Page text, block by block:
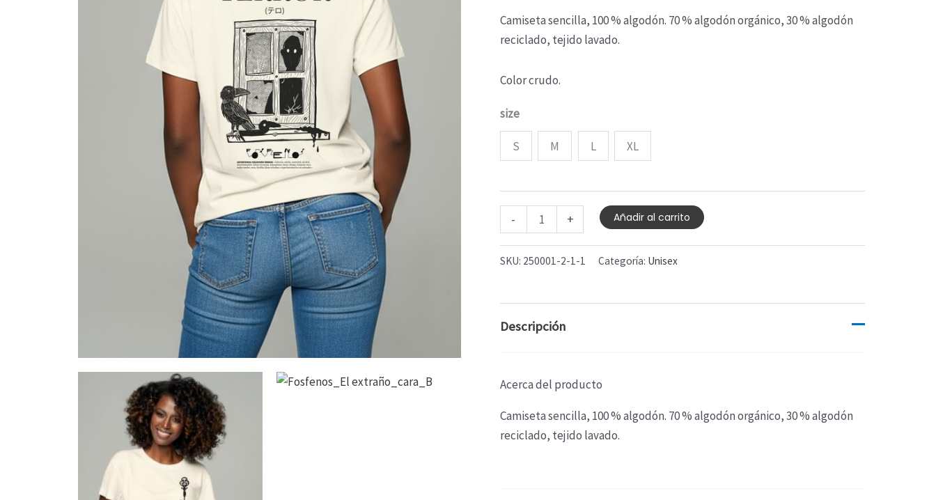
Camiseta sencilla, 100 % algodón. 70 % algodón orgánico, 30 % algodón
reciclado, tejido lavado.
Color crudo.
size
S M L XL
- + Añadir al carrito
SKU: 250001-2-1-1 Categoría: Unisex
Descripción
Acerca del producto
Camiseta sencilla, 100 % algodón. 70 % algodón orgánico, 30 % algodón
reciclado, tejido lavado.